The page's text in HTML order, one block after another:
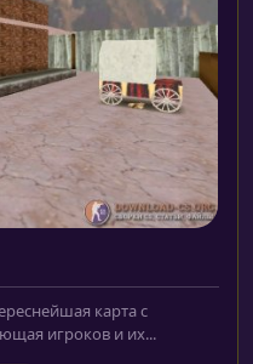
карта с
игроков и их...